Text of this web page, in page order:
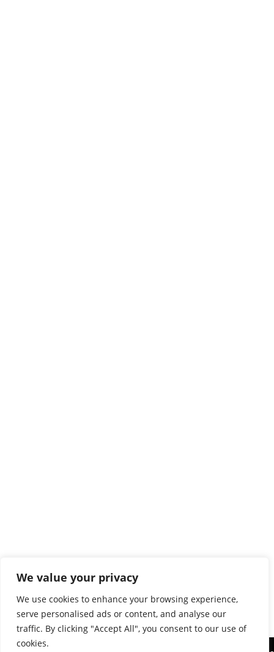
We value your privacy
We use cookies to enhance your browsing experience,
serve personalised ads or content, and analyse our
traffic. By clicking "Accept All", you consent to our use of
cookies.